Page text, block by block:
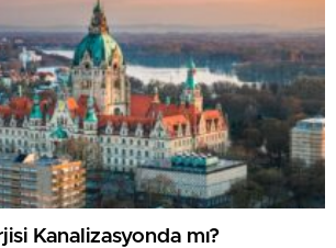
Kanalizasyonda mı?